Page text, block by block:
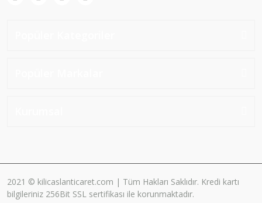
2021 © kilicaslanticaret.com | Tüm Hakları Saklıdır. Kredi kartı
bilgileriniz 256Bit SSL sertifikası ile korunmaktadır.